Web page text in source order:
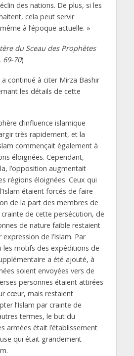
des nations. De plus, si les
cela peut servir
à l’époque actuelle. »
du Sceau des Prophètes
69-70)
a continué à citer Mirza Bashir
les détails de cette
d’influence islamique
très rapidement, et la
commençait également à
éloignées. Cependant,
l’opposition augmentait
régions éloignées. Ceux qui
étaient forcés de faire
de la part des membres de
de cette persécution, de
de nature faible restaient
de l’Islam. Par
les motifs des expéditions de
a été ajouté, à
soient envoyées vers de
personnes étaient attirées
cœur, mais restaient
l’Islam par crainte de
termes, le but du
armées était l’établissement
qui était grandement